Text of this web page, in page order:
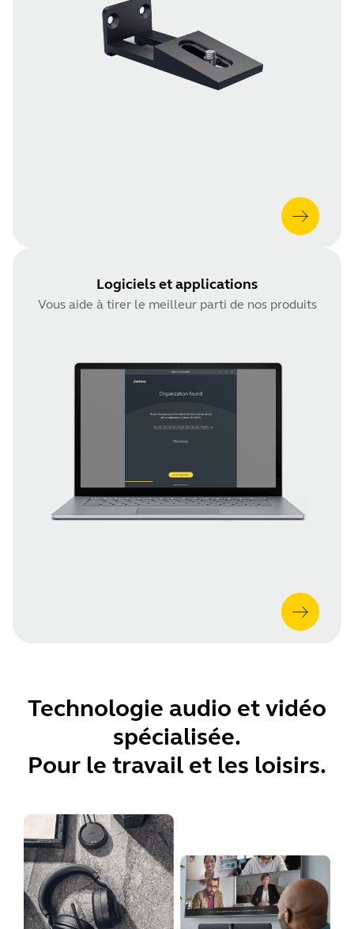
Logiciels et applications
Vous aide à tirer le meilleur parti de nos produits
Technologie audio et vidéo
spécialisée.
Pour le travail et les loisirs.